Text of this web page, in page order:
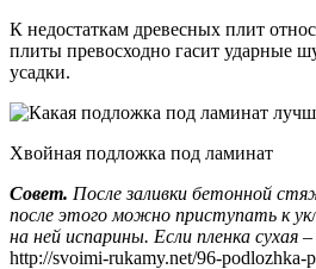
К недостаткам древесных плит
плиты превосходно гасит ударные
усадки.
Хвойная подложка под ламинат
Совет. После заливки бетонной
после этого можно приступать к
на ней испарины. Если пленка
http://svoimi-rukamy.net/96-podlozhka-